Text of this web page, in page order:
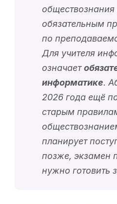
обществознания
обязательным
по
Для учителя
означает
информатике.
2026 года ещё
старым
планирует
позже, экзамен
нужно готовить